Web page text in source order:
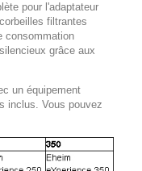
pour l'adaptateur
filtrantes
consommation
grâce aux
un équipement
inclus. Vous pouvez